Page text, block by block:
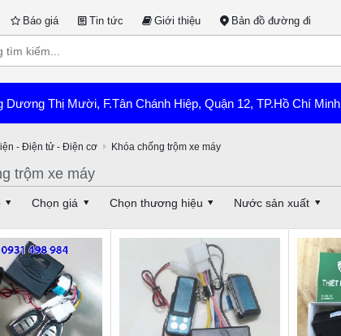
Báo giá Tin tức Giới thiệu Bản đồ đường đi
Dương Thị Mười, F.Tân Chánh Hiệp, Quận 12, TP.Hồ Chí Minh
- Điện tử - Điện cơ Khóa chống trộm xe máy
trộm xe máy
Chọn giá Chọn thương hiệu Nước sản xuất